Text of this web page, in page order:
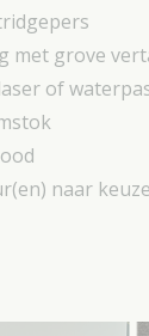
met grove
of
naar keuze